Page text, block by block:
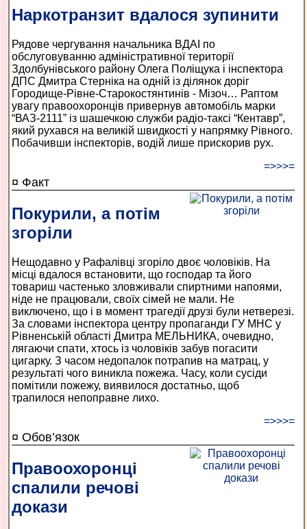
Наркотранзит вдалося зупинити
Рядове чергування начальника ВДАІ по
обслуговуванню адміністративної території
Здолбунівського району Олега Поліщука і інспектора
ДПС Дмитра Стерніка на одній із ділянок доріг
Городище-Рівне-Старокостянтинів - Мізоч… Раптом
увагу правоохоронців привернув автомобіль марки
“ВАЗ-2111” із шашечкою служби радіо-таксі “Кентавр”,
який рухався на великій швидкості у напрямку Рівного.
Побачивши інспекторів, водій лише прискорив рух.
=>>>=
¤ Факт
Покурили, а потім
згоріли
Нещодавно у Рафалівці згоріло двоє чоловіків. На
місці вдалося встановити, що господар та його
товариш частенько зловживали спиртними напоями,
ніде не працювали, своїх сімей не мали. Не
виключено, що і в момент трагедії друзі були нетверезі.
За словами інспектора центру пропаганди ГУ МНС у
Рівненській області Дмитра МЕЛЬНИКА, очевидно,
лягаючи спати, хтось із чоловіків забув погасити
цигарку. З часом недопалок потрапив на матрац, у
результаті чого виникла пожежа. Часу, коли сусіди
помітили пожежу, виявилося достатньо, щоб
трапилося непоправне лихо.
=>>>=
¤ Обов’язок
Правоохоронці
спалили речові
докази